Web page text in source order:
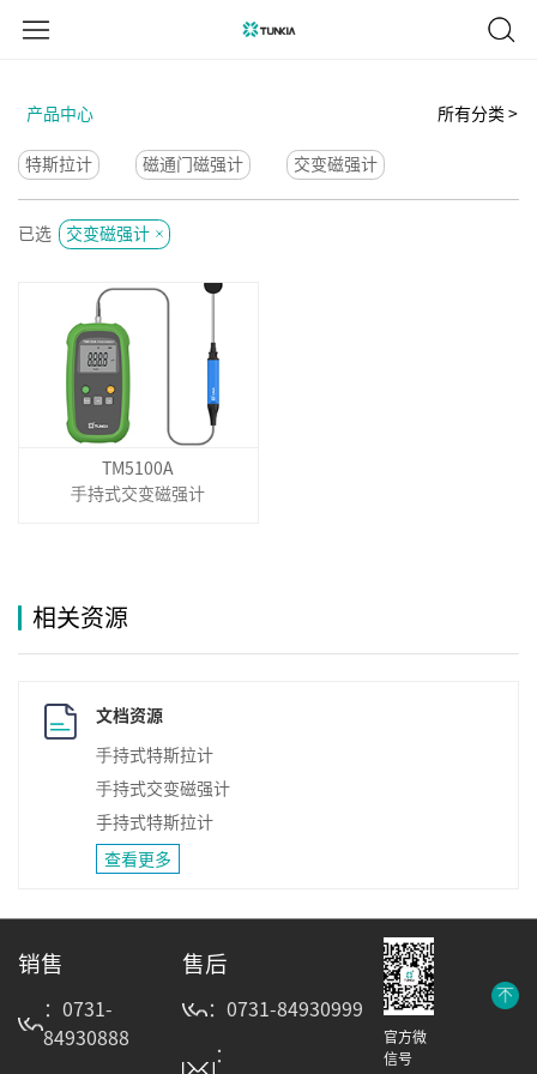
产品中心 所有分类 >
特斯拉计 磁通门磁强计 交变磁强计
已选 交变磁强计
TM5100A
⼿持式交变磁强计
相关资源
文档资源
⼿持式特斯拉计
⼿持式交变磁强计
手持式特斯拉计
查看更多
销售
：0731-
84930888
售后
：0731-84930999
：
官方微
信号